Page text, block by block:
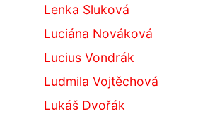
Lenka Sluková
Luciána Nováková
Lucius Vondrák
Ludmila Vojtěchová
Lukáš Dvořák